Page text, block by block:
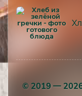
© 2019 —